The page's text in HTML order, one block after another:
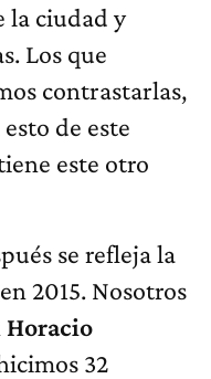
la ciudad y
Los que
contrastarlas,
de este
este otro
se refleja la
2015. Nosotros
Horacio
32